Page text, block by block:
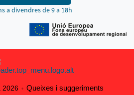
a divendres de 9 a 18h
2026 Queixes i suggeriments